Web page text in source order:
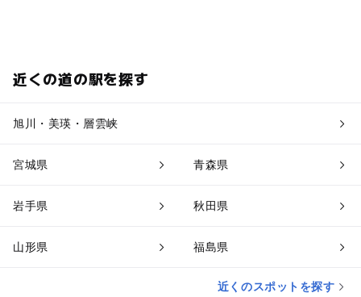
近くの道の駅を探す
旭川・美瑛・層雲峡
宮城県 青森県
岩手県 秋田県
山形県 福島県
近くのスポットを探す